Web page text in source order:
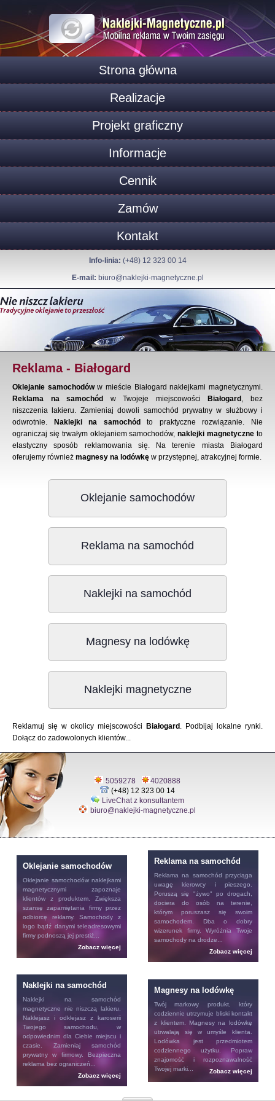
Strona główna
Realizacje
Projekt graficzny
Informacje
Cennik
Zamów
Kontakt
Info-linia: (+48) 12 323 00 14
E-mail: biuro@naklejki-magnetyczne.pl
Reklama - Białogard
Oklejanie samochodóww mieście Białogard naklejkami magnetycznymi.
Reklama na samochód
w Twojeje miejscowości Białogard , bez
niszczenia lakieru. Zamieniaj dowoli samochód prywatny w służbowy i
odwrotnie.
Naklejki na samochód
to praktyczne rozwiązanie. Nie
ograniczaj się trwałym oklejaniem samochodów,naklejki magnetyczne to
elastyczny sposób reklamowania się. Na terenie miasta Białogard
oferujemy również magnesy na lodówkę w przystępnej, atrakcyjnej formie.
Oklejanie samochodów
Reklama na samochód
Naklejki na samochód
Magnesy na lodówkę
Naklejki magnetyczne
Reklamuj się w okolicy miejscowości Białogard . Podbijaj lokalne rynki.
Dołącz do zadowolonych klientów...
5059278
4020888
(+48) 12 323 00 14
LiveChat z konsultantem
biuro@naklejki-magnetyczne.pl
Oklejanie samochodów
Oklejanie samochodów naklejkami
magnetycznymi zapoznaje
klientów z produktem. Zwiększa
szansę zapamiętania firmy przez
odbiorcę reklamy. Samochody z
logo bądź danymi teleadresowymi
firmy podnoszą jej prestiż...
Zobacz więcej
Reklama na samochód
Reklama na samochód przyciąga
uwagę kierowcy i pieszego.
Poruszą się "żywo" po drogach,
dociera do osób na terenie,
którym poruszasz się swoim
samochodem. Dba o dobry
wizerunek firmy. Wyróżnia Twoje
samochody na drodze...
Zobacz więcej
Naklejki na samochód
Naklejki na samochód
magnetyczne nie niszczą lakieru.
Naklejasz i odklejasz z karoserii
Twojego samochodu, w
odpowiednim dla Ciebie miejscu i
czasie. Zamieniaj samochód
prywatny w firmowy. Bezpieczna
reklama bez ograniczeń...
Zobacz więcej
Magnesy na lodówkę
Twój markowy produkt, który
codziennie utrzymuje bliski kontakt
z klientem. Magnesy na lodówkę
utrwalają się w umyśle klienta.
Lodówka jest przedmiotem
codziennego użytku. Popraw
znajomość i rozpoznawalność
Twojej marki...
Zobacz więcej